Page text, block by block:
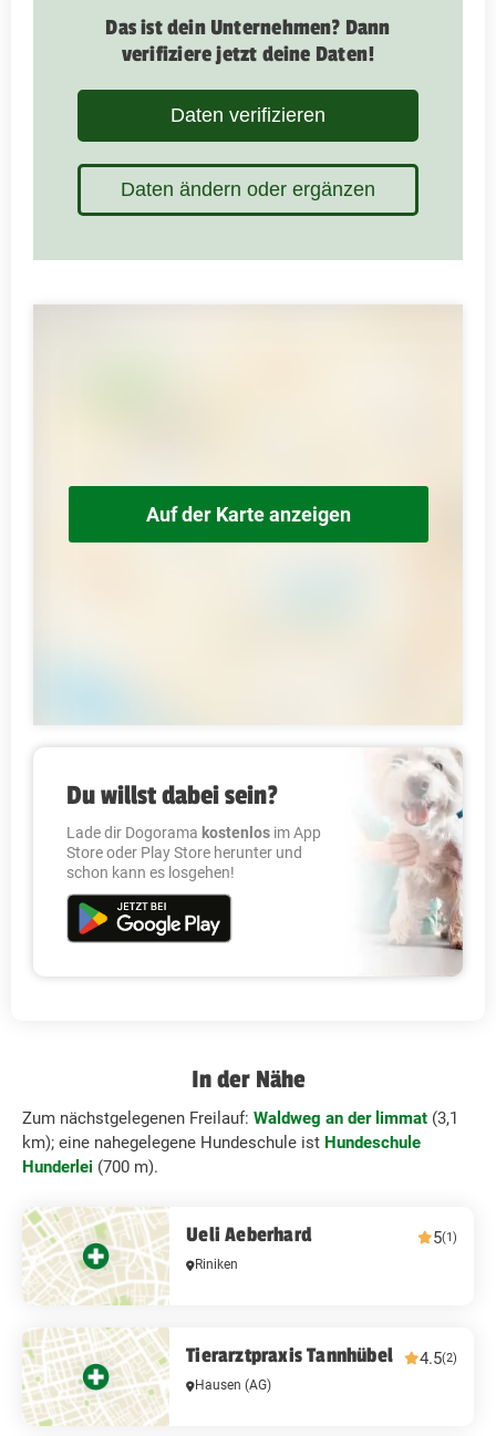
Das ist dein Unternehmen? Dann
verifiziere jetzt deine Daten!
Daten verifizieren
Daten ändern oder ergänzen
Auf der Karte anzeigen
Du willst dabei sein?
Lade dir Dogorama kostenlos im App
Store oder Play Store herunter und
schon kann es losgehen!
In der Nähe
Zum nächstgelegenen Freilauf: Waldweg an der limmat (3,1
km); eine nahegelegene Hundeschule ist Hundeschule
Hunderlei (700 m).
Ueli Aeberhard 5(1)
Riniken
Tierarztpraxis Tannhübel 4.5(2)
Hausen (AG)